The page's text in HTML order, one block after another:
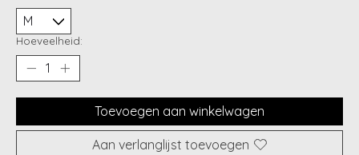
Hoeveelheid:
Toevoegen aan winkelwagen
Aan verlanglijst toevoegen